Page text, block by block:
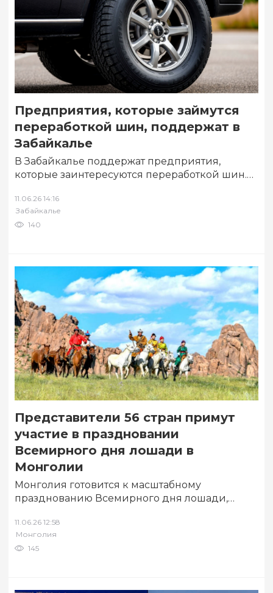
Предприятия, которые займутся
переработкой шин, поддержат в
Забайкалье
В Забайкалье поддержат предприятия,
которые заинтересуются переработкой шин.
вопросу их утилизации сообщил первый…
11.06.26 14:16
Забайкалье
140
Представители 56 стран примут
участие в праздновании
Всемирного дня лошади в
Монголии
Монголия готовится к масштабному
празднованию Всемирного дня лошади,
государств-соавторов соответствующей…
11.06.26 12:58
Монголия
145